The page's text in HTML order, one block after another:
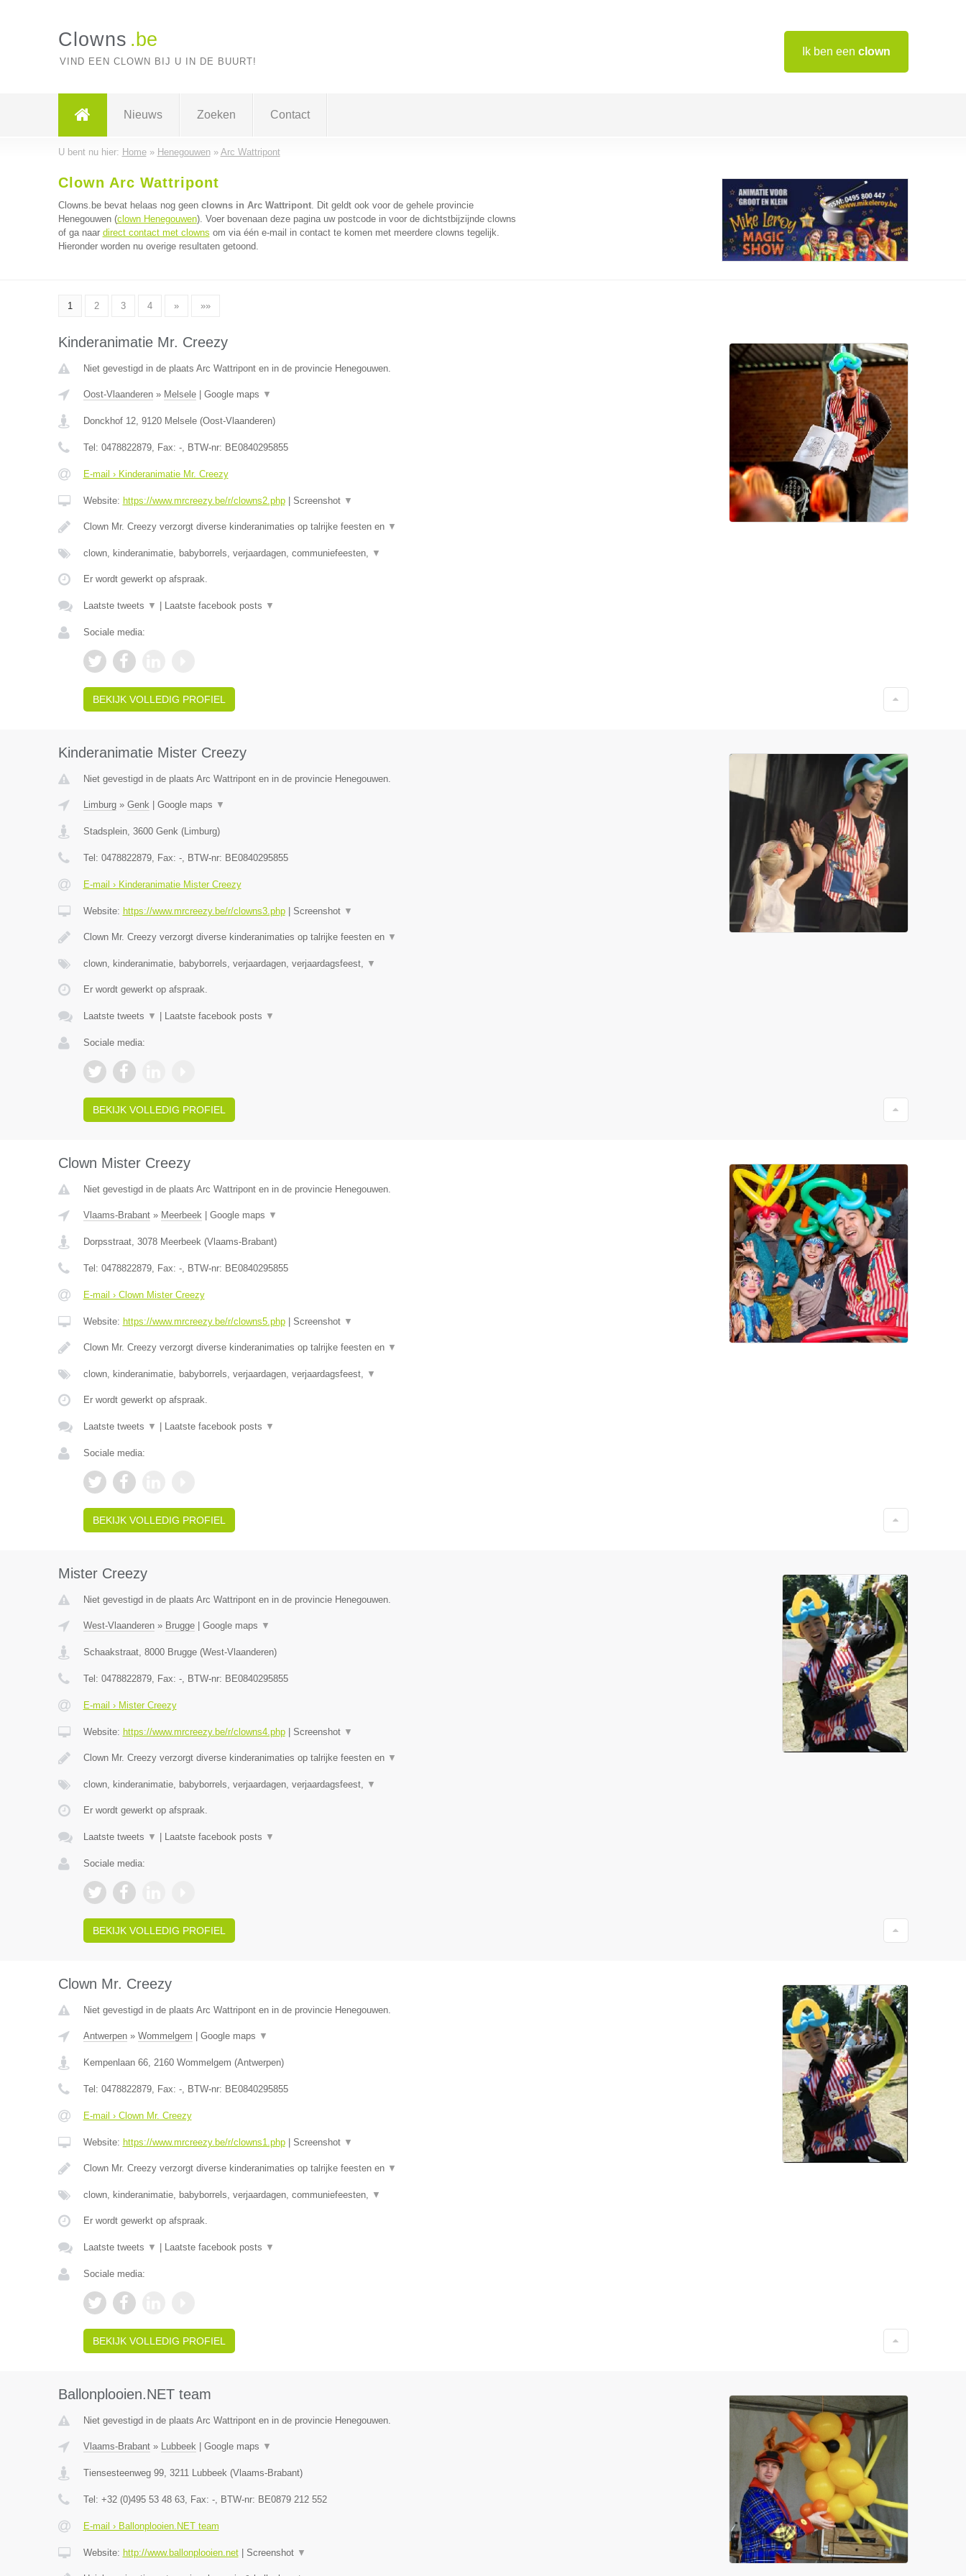
Ik ben een clown
Clowns .be
VIND EEN CLOWN BIJ U IN DE BUURT!
Nieuws Zoeken Contact
U bent nu hier: Home» Henegouwen» Arc Wattripont
Clown Arc Wattripont
Clowns.be bevat helaas nog geen clowns in Arc Wattripont. Dit geldt ook voor de gehele provincie
Henegouwen (clown Henegouwen). Voer bovenaan deze pagina uw postcode in voor de dichtstbijzijnde clowns
of ga naar direct contact met clowns om via één e-mail in contact te komen met meerdere clowns tegelijk.
Hieronder worden nu overige resultaten getoond.
1 2 3 4 » »»
Kinderanimatie Mr. Creezy
Niet gevestigd in de plaats Arc Wattripont en in de provincie Henegouwen.
Oost-Vlaanderen» Melsele| Google maps ▼
Donckhof 12, 9120 Melsele(Oost-Vlaanderen)
Tel: 0478822879, Fax: -, BTW-nr: BE0840295855
E-mail › Kinderanimatie Mr. Creezy
Website: https://www.mrcreezy.be/r/clowns2.php| Screenshot ▼
Clown Mr. Creezy verzorgt diverse kinderanimaties op talrijke feesten en ▼
clown, kinderanimatie, babyborrels, verjaardagen, communiefeesten, ▼
Er wordt gewerkt op afspraak.
Laatste tweets ▼ Laatste facebook posts ▼
Sociale media:
BEKIJK VOLLEDIG PROFIEL
Kinderanimatie Mister Creezy
Niet gevestigd in de plaats Arc Wattripont en in de provincie Henegouwen.
Limburg» Genk| Google maps ▼
Stadsplein, 3600 Genk(Limburg)
Tel: 0478822879, Fax: -, BTW-nr: BE0840295855
E-mail › Kinderanimatie Mister Creezy
Website: https://www.mrcreezy.be/r/clowns3.php| Screenshot ▼
Clown Mr. Creezy verzorgt diverse kinderanimaties op talrijke feesten en ▼
clown, kinderanimatie, babyborrels, verjaardagen, verjaardagsfeest, ▼
Er wordt gewerkt op afspraak.
Laatste tweets ▼ Laatste facebook posts ▼
Sociale media:
BEKIJK VOLLEDIG PROFIEL
Clown Mister Creezy
Niet gevestigd in de plaats Arc Wattripont en in de provincie Henegouwen.
Vlaams-Brabant» Meerbeek| Google maps ▼
Dorpsstraat, 3078 Meerbeek(Vlaams-Brabant)
Tel: 0478822879, Fax: -, BTW-nr: BE0840295855
E-mail › Clown Mister Creezy
Website: https://www.mrcreezy.be/r/clowns5.php| Screenshot ▼
Clown Mr. Creezy verzorgt diverse kinderanimaties op talrijke feesten en ▼
clown, kinderanimatie, babyborrels, verjaardagen, verjaardagsfeest, ▼
Er wordt gewerkt op afspraak.
Laatste tweets ▼ Laatste facebook posts ▼
Sociale media:
BEKIJK VOLLEDIG PROFIEL
Mister Creezy
Niet gevestigd in de plaats Arc Wattripont en in de provincie Henegouwen.
West-Vlaanderen» Brugge| Google maps ▼
Schaakstraat, 8000 Brugge(West-Vlaanderen)
Tel: 0478822879, Fax: -, BTW-nr: BE0840295855
E-mail › Mister Creezy
Website: https://www.mrcreezy.be/r/clowns4.php| Screenshot ▼
Clown Mr. Creezy verzorgt diverse kinderanimaties op talrijke feesten en ▼
clown, kinderanimatie, babyborrels, verjaardagen, verjaardagsfeest, ▼
Er wordt gewerkt op afspraak.
Laatste tweets ▼ Laatste facebook posts ▼
Sociale media:
BEKIJK VOLLEDIG PROFIEL
Clown Mr. Creezy
Niet gevestigd in de plaats Arc Wattripont en in de provincie Henegouwen.
Antwerpen» Wommelgem Google maps ▼
Kempenlaan 66, 2160 Wommelgem (Antwerpen)
Tel: 0478822879, Fax: -, BTW-nr: BE0840295855
E-mail › Clown Mr. Creezy
Website: https://www.mrcreezy.be/r/clowns1.php| Screenshot ▼
Clown Mr. Creezy verzorgt diverse kinderanimaties op talrijke feesten en ▼
clown, kinderanimatie, babyborrels, verjaardagen, communiefeesten, ▼
Er wordt gewerkt op afspraak.
Laatste tweets ▼ Laatste facebook posts ▼
Sociale media:
BEKIJK VOLLEDIG PROFIEL
Ballonplooien.NET team
Niet gevestigd in de plaats Arc Wattripont en in de provincie Henegouwen.
Vlaams-Brabant» Lubbeek| Google maps ▼
Tiensesteenweg 99, 3211 Lubbeek(Vlaams-Brabant)
Tel: +32 (0)495 53 48 63, Fax: -, BTW-nr: BE0879 212 552
E-mail › Ballonplooien.NET team
Website: http://www.ballonplooien.net| Screenshot ▼